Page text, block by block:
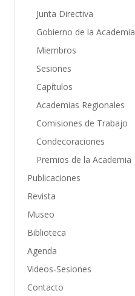
Junta Directiva
Gobierno de la Academia
Miembros
Sesiones
Capítulos
Academias Regionales
Comisiones de Trabajo
Condecoraciones
Premios de la Academia
Publicaciones
Revista
Museo
Biblioteca
Agenda
Videos-Sesiones
Contacto